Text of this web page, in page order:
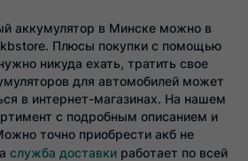
аккумулятор в Минске можно в
Плюсы покупки с помощью
никуда ехать, тратить свое
для автомобилей может
в интернет-магазинах. На нашем
с подробным описанием и
точно приобрести акб не
служба доставки работает по всей